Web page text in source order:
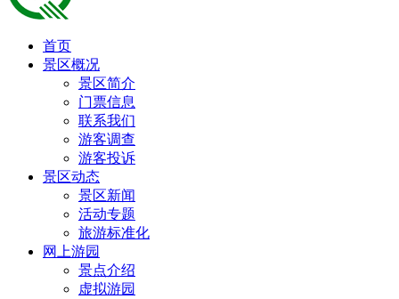
首页
景区概况
景区简介
门票信息
联系我们
游客调查
游客投诉
景区动态
景区新闻
活动专题
旅游标准化
网上游园
景点介绍
虚拟游园